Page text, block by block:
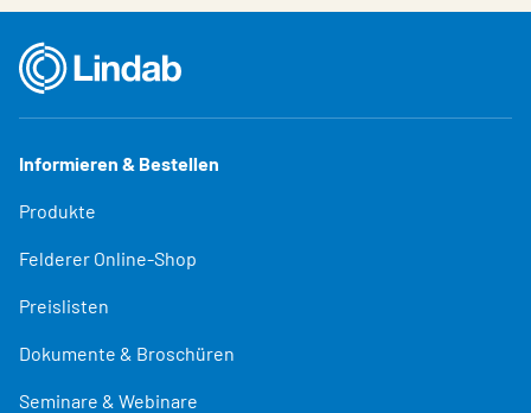
Informieren & Bestellen
Produkte
Felderer Online-Shop
Preislisten
Dokumente & Broschüren
Seminare & Webinare